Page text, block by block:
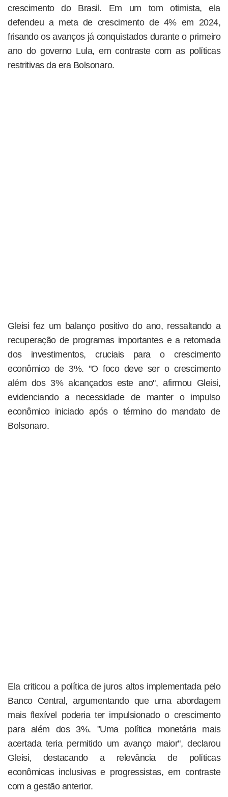
crescimento do Brasil. Em um tom otimista, ela
defendeu a meta de crescimento de 4% em 2024,
frisando os avanços já conquistados durante o primeiro
ano do governo Lula, em contraste com as políticas
restritivas da era Bolsonaro.
Gleisi fez um balanço positivo do ano, ressaltando a
recuperação de programas importantes e a retomada
dos investimentos, cruciais para o crescimento
econômico de 3%. "O foco deve ser o crescimento
além dos 3% alcançados este ano", afirmou Gleisi,
evidenciando a necessidade de manter o impulso
econômico iniciado após o término do mandato de
Bolsonaro.
Ela criticou a política de juros altos implementada pelo
Banco Central, argumentando que uma abordagem
mais flexível poderia ter impulsionado o crescimento
para além dos 3%. "Uma política monetária mais
acertada teria permitido um avanço maior", declarou
Gleisi, destacando a relevância de políticas
econômicas inclusivas e progressistas, em contraste
com a gestão anterior.